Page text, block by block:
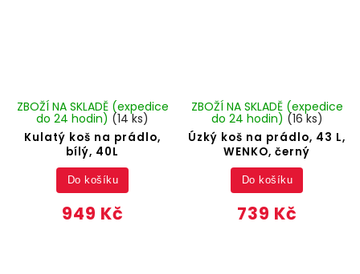
Kulatý koš na prádlo,
bílý, 40L
ZBOŽÍ NA SKLADĚ (expedice
do 24 hodin) (14 ks)
949 Kč
Do košíku
Úzký koš na prádlo, 43 L,
WENKO, černý
ZBOŽÍ NA SKLADĚ (expedice
do 24 hodin) (16 ks)
739 Kč
Do košíku